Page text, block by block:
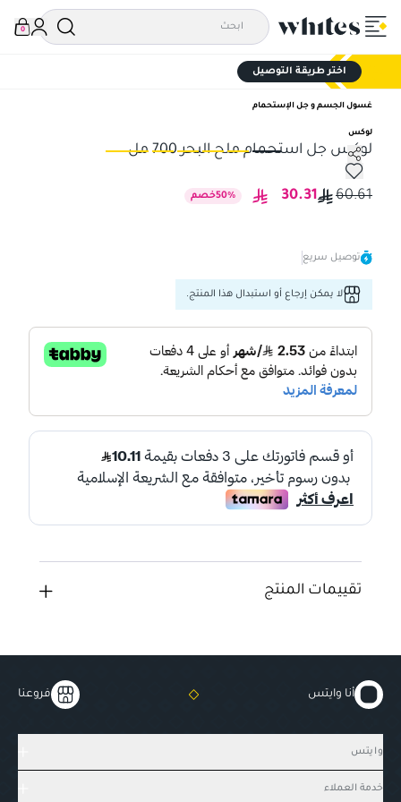
0
اختر طريقة التوصيل
غسول الجسم و جل الإستحمام
لوكس
لوكس جل استحمام ملح البحر 700 مل
لوكس جل استحمام ملح البحر 700 مل
60.61
30.31
50% خصم
توصيل سريع
لا يمكن إرجاع أو استبدال هذا المنتج.
تقييمات المنتج
أنا وايتس فروعنا
وايتس
خدمة العملاء